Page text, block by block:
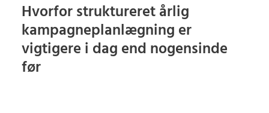
Hvorfor struktureret årlig
kampagneplanlægning er
vigtigere i dag end nogensinde
før